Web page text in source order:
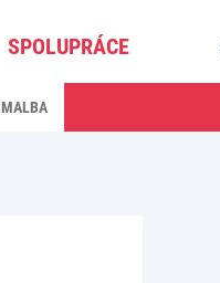
SPOLUPRÁCE
MALBA